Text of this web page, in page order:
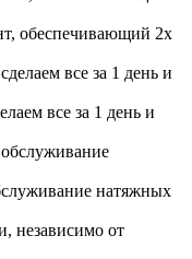
обеспечивающий 2х
все за 1 день и
натяжных